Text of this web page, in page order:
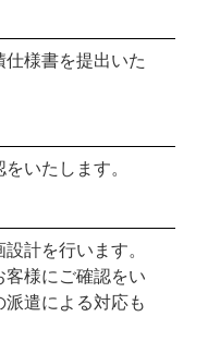
仕様書を提出いた
いたします。
計を行います。
様にご確認をい
遣による対応も